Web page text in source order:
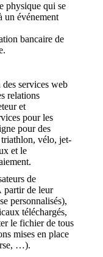
physique qui se
un événement
bancaire de
services web
relations
et
pour les
pour des
triathlon, vélo, jet-
et le
de
partir de leur
personnalisés),
téléchargés,
le fichier de tous
mises en place
…).